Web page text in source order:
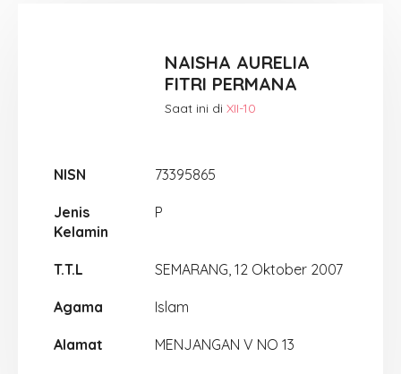
NAISHA AURELIA
FITRI PERMANA
Saat ini diXII-10
NISN 73395865
Jenis
Kelamin
P
T.T.L SEMARANG, 12 Oktober 2007
Agama Islam
Alamat MENJANGAN V NO 13